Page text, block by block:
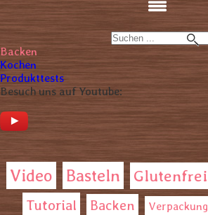
Backen
Kochen
Produkttests
Besuch uns auf Youtube:
Video Basteln Glutenfrei
Tutorial Backen Verpackung